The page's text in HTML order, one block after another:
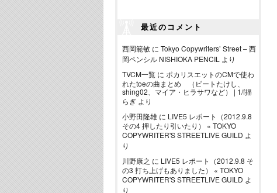
最近のコメント
西岡範敏 に Tokyo Copywriters’ Street – 西
岡ペンシル NISHIOKA PENCIL より
TVCM一覧 に ポカリスエットのCMで使わ
れたtoeの曲まとめ （ビートたけし、
shing02、マイア・ヒラサワなど） | 1/f揺
らぎ より
小野田隆雄 に LIVE5 レポート（2012.9.8
その4 押したり引いたり） « TOKYO
COPYWRITER'S STREETLIVE GUILD よ
り
川野康之 に LIVE5 レポート（2012.9.8 そ
の3 打ち上げもありました） « TOKYO
COPYWRITER'S STREETLIVE GUILD よ
り